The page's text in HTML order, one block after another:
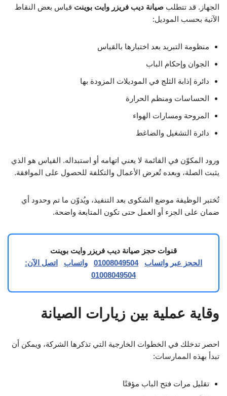
الجهاز. قد تتطلب صيانة ديب فريزر وايت بوينت قياس بعض النقاط
الآتية بحسب الموديل:
منظومة التبريد بعد اختبارها بالقياس
الجوان وإحكام الباب
دائرة إذابة الثلج في الموديلات المزودة بها
الحساسات ومنظم الحرارة
المروحة ومسارات الهواء
دائرة التشغيل والضاغط
ورود المكوّن في القائمة لا يعني اتهامه أو استبداله. القياس هو الذي
يثبت الصلة، وبعده تُعرض الأعمال والتكلفة للحصول على الموافقة.
تُختبر الوظيفة موضع الشكوى بعد التنفيذ، ويُدوّن ما تم وحدود أي
ضمان على الجزء أو العمل حتى تكون المتابعة واضحة.
قنوات حجز صيانة ديب فريزر وايت بوينت
الحجز عبر واتساب
01008049504 واتساب
اتصل الآن:
01008049504
وقاية عملية بين زيارات الصيانة
احصر تدخلك في الخطوات الخارجية التي تذكرها الشركة، ويمكن أن
تبدأ بهذه الممارسات:
تقليل مرات فتح الباب مؤقتًا